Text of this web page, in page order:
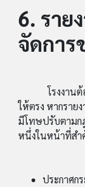
6. รา
จัดการ
โรงงาน
ให้ตรง หากราย
มีโทษปรับตามก
หนึ่งในหน้าที่สำ
ประกาศก